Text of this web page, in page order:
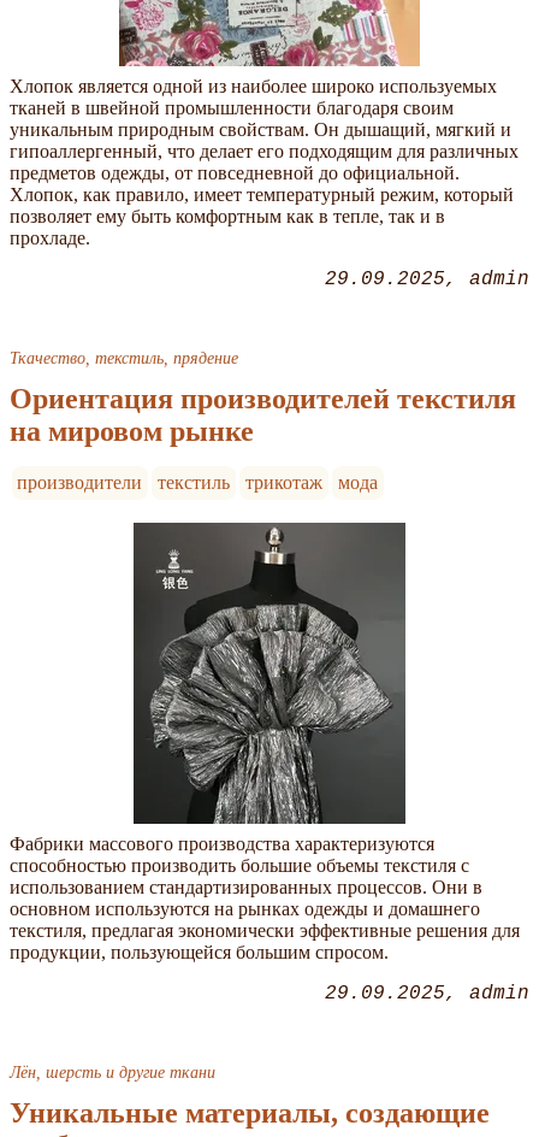
Хлопок является одной из наиболее широко используемых
тканей в швейной промышленности благодаря своим
уникальным природным свойствам. Он дышащий, мягкий и
гипоаллергенный, что делает его подходящим для различных
предметов одежды, от повседневной до официальной.
Хлопок, как правило, имеет температурный режим, который
позволяет ему быть комфортным как в тепле, так и в
прохладе.
29.09.2025 admin
Ткачество, текстиль, прядение
Ориентация производителей текстиля
на мировом рынке
производители текстиль трикотаж мода
Фабрики массового производства характеризуются
способностью производить большие объемы текстиля с
использованием стандартизированных процессов. Они в
основном используются на рынках одежды и домашнего
текстиля, предлагая экономически эффективные решения для
продукции, пользующейся большим спросом.
29.09.2025 admin
Лён, шерсть и другие ткани
Уникальные материалы, создающие